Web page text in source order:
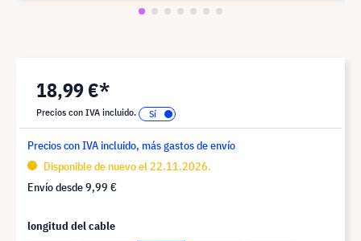
18,99 €*
Precios con IVA incluido.
Precios con IVA incluido, más gastos de envío
Disponible de nuevo el 22.11.2026.
Envío desde9,99 €
longitud del cable